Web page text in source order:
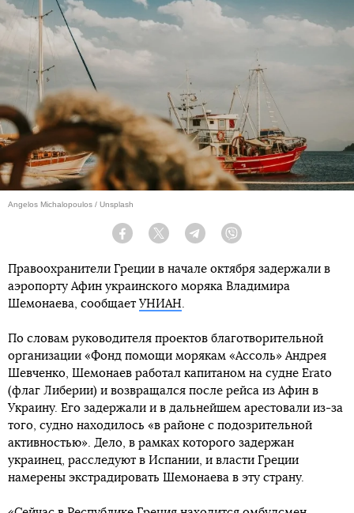
Angelos Michalopoulos / Unsplash
Facebook Twitter Telegram
Правоохранители Греции в начале октября задержали в
аэропорту Афин украинского моряка Владимира
Шемонаева, сообщает УНИАН.
По словам руководителя проектов благотворительной
организации «Фонд помощи морякам «Ассоль» Андрея
Шевченко, Шемонаев работал капитаном на судне Erato
(флаг Либерии) и возвращался после рейса из Афин в
Украину. Его задержали и в дальнейшем арестовали из-за
того, судно находилось «в районе с подозрительной
активностью». Дело, в рамках которого задержан
украинец, расследуют в Испании, и власти Греции
намерены экстрадировать Шемонаева в эту страну.